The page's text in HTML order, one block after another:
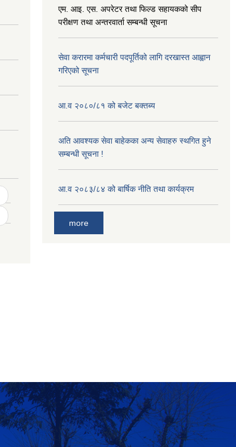
एम. आइ. एस. अपरेटर तथा फिल्ड सहायकको सीप
परीक्षण तथा अन्तरवार्ता सम्बन्धी सूचना
सेवा करारमा कर्मचारी पदपूर्तिको लागि दरखास्त आह्वान
गरिएको सूचना
आ.व २०८०/८१ को बजेट बक्तब्य
अति आवश्यक सेवा बाहेकका अन्य सेवाहरु स्थगित हुने
सम्बन्धी सूचना !
आ.व २०८३/८४ को बार्षिक नीति तथा कार्यक्रम
more